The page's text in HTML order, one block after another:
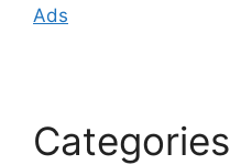
Ads
Categories